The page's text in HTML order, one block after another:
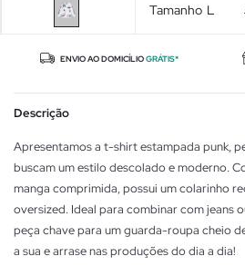
Tamanho L
ENVIO AO DOMICÍLIOGRÁTIS*
Descrição
Apresentamos a t-shirt estampada punk,
buscam um estilo descolado e moderno.
manga comprimida, possui um colarinho
oversized. Ideal para combinar com jeans
peça chave para um guarda-roupa cheio
a sua e arrase nas produções do dia a dia!